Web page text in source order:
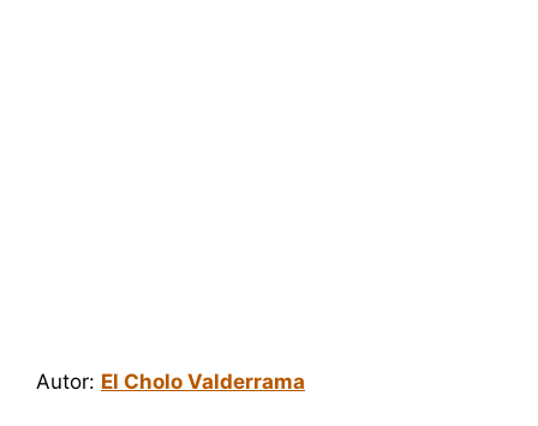
Autor: El Cholo Valderrama